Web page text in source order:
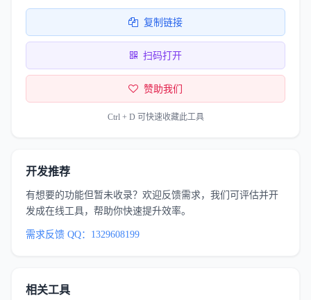
复制链接
扫码打开
赞助我们
Ctrl + D 可快速收藏此工具
开发推荐
有想要的功能但暂未收录？欢迎反馈需求，我们可评估并开
发成在线工具，帮助你快速提升效率。
需求反馈 QQ：1329608199
相关工具